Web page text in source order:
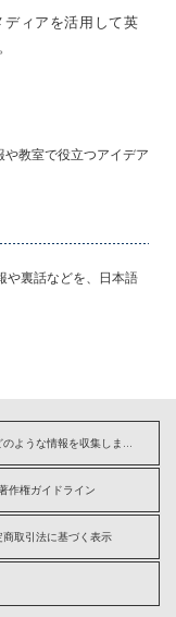
ィアを活用して英
教室で役立つアイデア
裏話などを、日本語
作権ガイドライン
商取引法に基づく表示